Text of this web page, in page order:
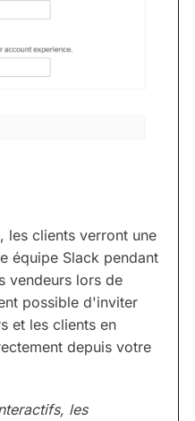
les clients verront une
équipe Slack pendant
vendeurs lors de
possible d'inviter
et les clients en
depuis votre
les